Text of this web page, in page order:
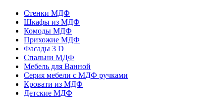
Стенки МДФ
Шкафы из МДФ
Комоды МДФ
Прихожие МДФ
Фасады 3 D
Спальни МДФ
Мебель для Ванной
Серия мебели с МДФ ручками
Кровати из МДФ
Детские МДФ